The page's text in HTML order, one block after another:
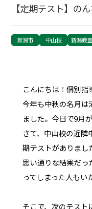
【定期テスト】の
新潟市 中山校 新潟教室
こんにちは！個別指
今年も中秋の名月は
ました。今日で9月
さて、中山校の近隣
期テストがありまし
思い通りな結果だ
ってしまった人もい
そこで、次のテスト